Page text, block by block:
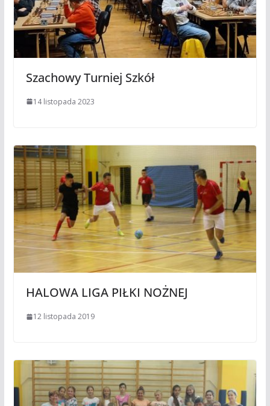
Szachowy Turniej Szkół
14 listopada 2023
HALOWA LIGA PIŁKI NOŻNEJ
12 listopada 2019